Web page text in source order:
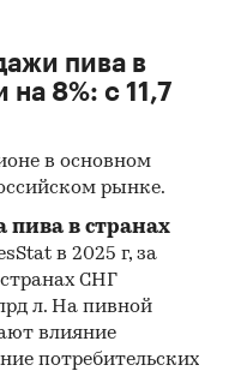
пива в
8%: с 11,7
в основном
рынке.
пива в странах
в 2025 г, за
СНГ
л. На пивной
влияние
потребительских